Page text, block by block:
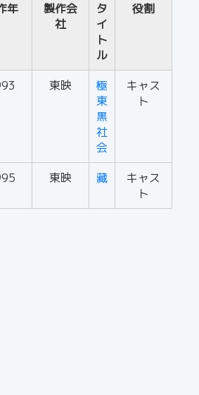
年
製作会
社
タ
イ
ト
ル
役割
東映
極
東
黒
社
会
キャス
ト
東映 藏
キャス
ト